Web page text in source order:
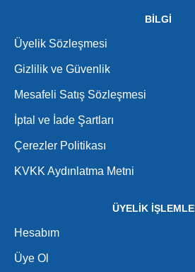
BİLGİ
Üyelik Sözleşmesi
Gizlilik ve Güvenlik
Mesafeli Satış Sözleşmesi
İptal ve İade Şartları
Çerezler Politikası
KVKK Aydınlatma Metni
ÜYELİK
Hesabım
Üye Ol